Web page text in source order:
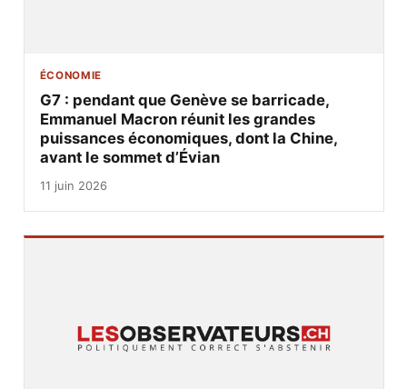
ÉCONOMIE
G7 : pendant que Genève se barricade,
Emmanuel Macron réunit les grandes
puissances économiques, dont la Chine,
avant le sommet d’Évian
11 juin 2026